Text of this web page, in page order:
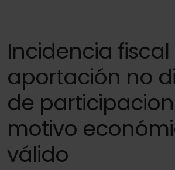
Incidencia
aportación no
de
motivo
válido